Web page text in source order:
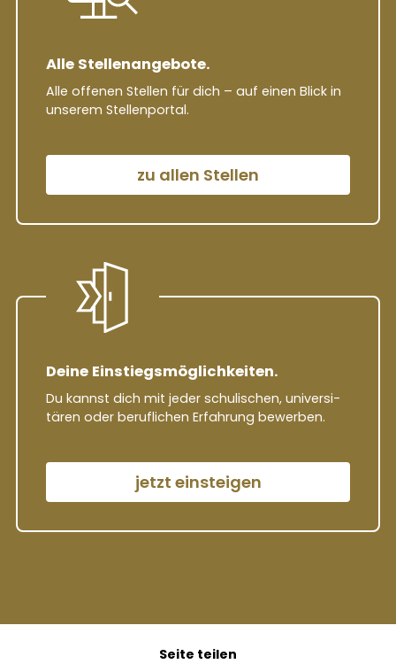
Alle Stellen­angebote.
Alle offenen Stellen für dich – auf einen Blick in
unserem Stellen­portal.
zu allen Stellen
Deine Ein­stiegs­mög­lich­keiten.
Du kannst dich mit jeder schu­lischen, uni­ver­si­
tären oder beruf­lichen Erfah­rung bewerben.
jetzt einsteigen
Seite teilen